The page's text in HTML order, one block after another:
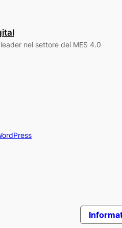
nel settore dei MES 4.0